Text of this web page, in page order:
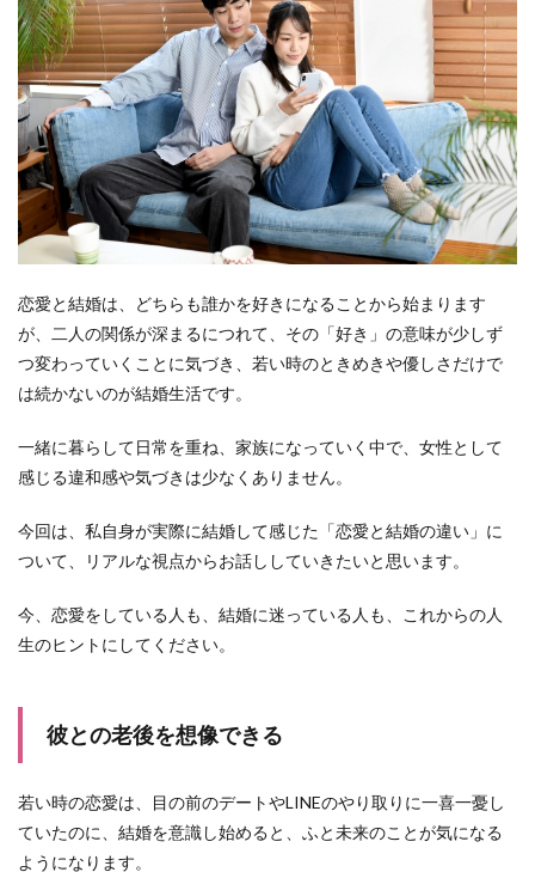
恋愛と結婚は、どちらも誰かを好きになることから始まります
が、二人の関係が深まるにつれて、その「好き」の意味が少しず
つ変わっていくことに気づき、若い時のときめきや優しさだけで
は続かないのが結婚生活です。
一緒に暮らして日常を重ね、家族になっていく中で、女性として
感じる違和感や気づきは少なくありません。
今回は、私自身が実際に結婚して感じた「恋愛と結婚の違い」に
ついて、リアルな視点からお話ししていきたいと思います。
今、恋愛をしている人も、結婚に迷っている人も、これからの人
生のヒントにしてください。
彼との老後を想像できる
若い時の恋愛は、目の前のデートやLINEのやり取りに一喜一憂し
ていたのに、結婚を意識し始めると、ふと未来のことが気になる
ようになります。